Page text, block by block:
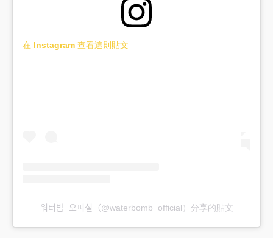
在 Instagram 查看這則貼文
워터밤_오피셜（@waterbomb_official）分享的貼文